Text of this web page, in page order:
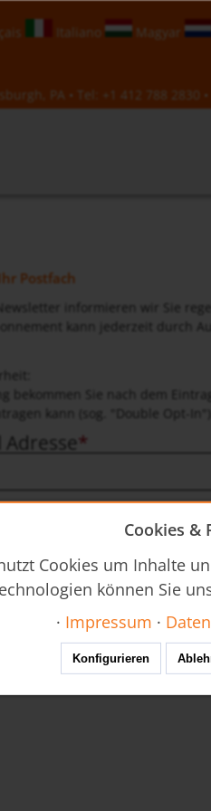
Italiano Magyar
PA • Tel: +1 412 788 2830
Postfach
informieren wir Sie
kann jederzeit durch
bekommen Sie nach dem
kann (sog. "Double Opt-In").
akzeptiert
Daten im Rahmen dieser
Cookies &
Cookies um Inhalte
können Sie
· Impressum ·
Konfigurieren